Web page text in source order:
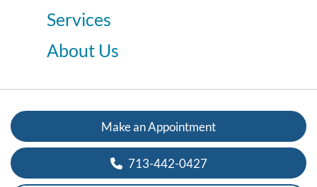
Services
About Us
Make an Appointment
713-442-0427